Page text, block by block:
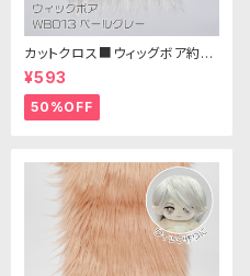
カットクロス■ウィッグボア約8c
m(ペールグレー)WB013 ボア
生地 25cm × 45cm
¥593
50%OFF